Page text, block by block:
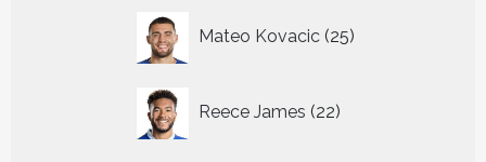
Mateo Kovacic 25
producten
Reece James 22
producten